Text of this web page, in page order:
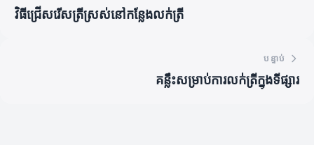
វិធីជ្រើសរើសត្រីស្រស់នៅកន្លែងលក់ត្រី
បន្ទាប់
គន្លឹះសម្រាប់ការលក់ត្រីក្នុងទីផ្សារ